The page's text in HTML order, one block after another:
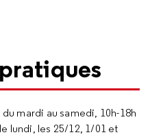
du mardi au samedi, 10h-18h
lundi, les 25/12, 1/01 et